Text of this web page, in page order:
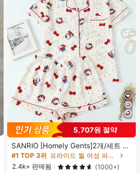
5,707원 절약
SANRIO [Homely Gents]2개/세트 여
성 프린트 라펠 반팔 버튼 포켓 상의
및 보우 반바지 잠옷 세트, 캐주얼 홈
웨어, 봄/여름에 적합
#1 TOP 3위
프라이드 월 여성 파자마 세트
높은 재방문 고객
#1 TOP 3위
프라이드 월 여성 파자마 세트
높은 재방문 고객
#1 TOP 3위
프라이드 월 여성 파자마 세트
높은 재방문 고객
2.4k+ 판매됨 (1000+)